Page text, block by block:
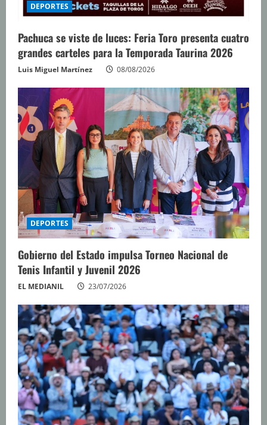
DEPORTES
Pachuca se viste de luces: Feria Toro presenta cuatro
grandes carteles para la Temporada Taurina 2026
Luis Miguel Martínez 08/08/2026
DEPORTES
Gobierno del Estado impulsa Torneo Nacional de
Tenis Infantil y Juvenil 2026
EL MEDIANIL 23/07/2026